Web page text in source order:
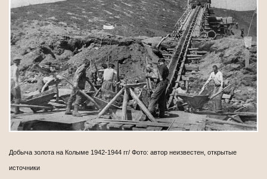
Добыча золота на Колыме 1942-1944 гг/ Фото: автор неизвестен, открытые
источники